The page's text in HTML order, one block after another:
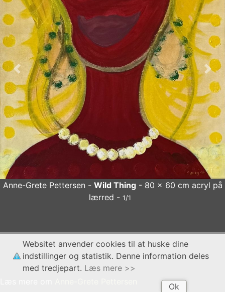
Anne-Grete Pettersen - Wild Thing- 80 x 60 cm acryl på
lærred - 1/1
Anne-Grete PettersenWild Thing- 80 x 60 cm acryl på
lærredx
Forrige
Ok
Websitet anvender cookies til at huske dine
indstillinger og statistik. Denne information deles
med tredjepart. Læs mere >>